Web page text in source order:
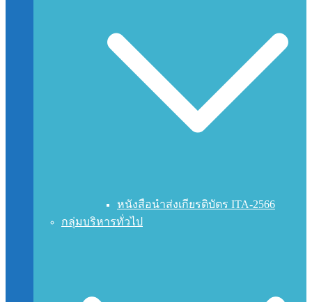
หนังสือนำส่งเกียรติบัตร ITA-2566
กลุ่มบริหารทั่วไป